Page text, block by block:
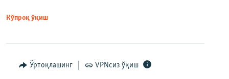
Кўпроқ ўқиш
Ўртоқлашинг VPNсиз ўқиш